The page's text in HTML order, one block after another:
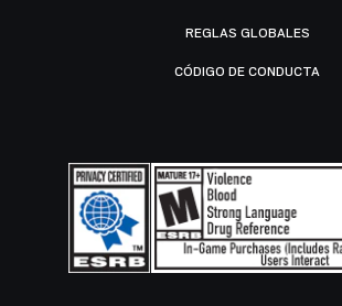
REGLAS GLOBALES
CÓDIGO DE CONDUCTA